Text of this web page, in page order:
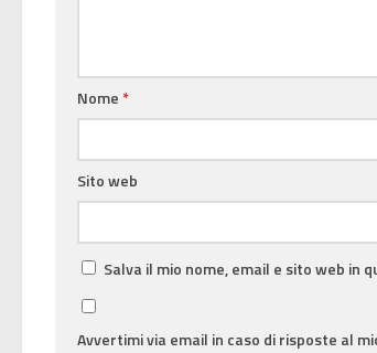
Nome *
Sito web
Salva il mio nome, email e sito web in
Avvertimi via email in caso di risposte al